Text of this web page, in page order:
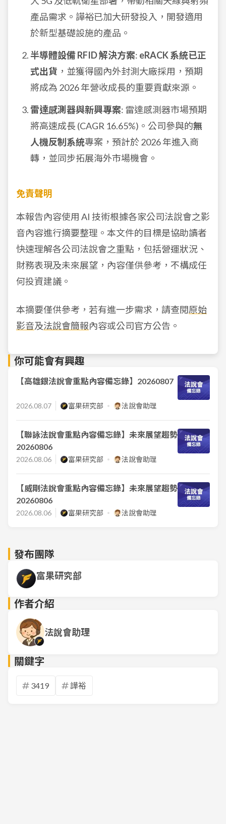
產品需求。譁裕已加大研發投入，開發適用
於新型基礎設施的產品。
半導體設備 RFID 解決方案: eRACK 系統已正
式出貨 ，並獲得國內外封測大廠採用，預期
將成為 2026 年營收成長的重要貢獻來源。
雷達感測器與新興專案: 雷達感測器市場預期
將高速成長 (CAGR 16.65%)。公司參與的無
人機反制系統專案，預計於 2026 年進入商
轉，並同步拓展海外市場機會。
免責聲明
本報告內容使用 AI 技術根據各家公司法說會之影
音內容進行摘要整理。本文件的目標是協助讀者
快速理解各公司法說會之重點，包括營運狀況、
財務表現及未來展望，內容僅供參考，不構成任
何投資建議。
本摘要僅供參考，若有進一步需求，請查閱原始
影音及法說會簡報內容或公司官方公告。
你可能會有興趣
【高雄銀法說會重點內容備忘錄】20260807
2026.08.07 富果研究部 法說會助理
【聯詠法說會重點內容備忘錄】未來展望趨勢
20260806
2026.08.06 富果研究部 法說會助理
【威剛法說會重點內容備忘錄】未來展望趨勢
20260806
2026.08.06 富果研究部 法說會助理
發布團隊
富果研究部
作者介紹
法說會助理
關鍵字
3419 譁裕